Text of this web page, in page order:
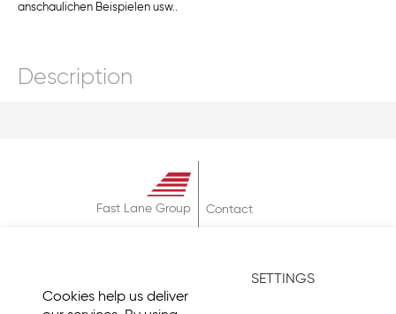
Cookies help us deliver
SETTINGS
anschaulichen Beispielen usw..
Description
Fast Lane Group
Contact
Privacy Policy